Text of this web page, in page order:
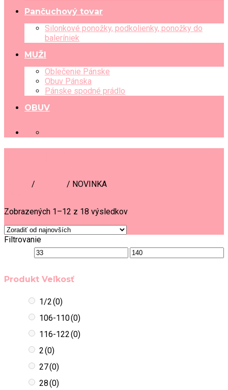
Pančuchový tovar
Silonkové ponožky, podkolienky, ponožky do
baleríniek
MUŽI
Oblečenie Pánske
Obuv Pánska
Pánske spodné prádlo
OBUV
/ / NOVINKA
Zobrazených 1–12 z 18 výsledkov
Filtrovanie
Produkt Veľkosť
1/2(0)
106-110(0)
116-122(0)
2(0)
27(0)
28(0)